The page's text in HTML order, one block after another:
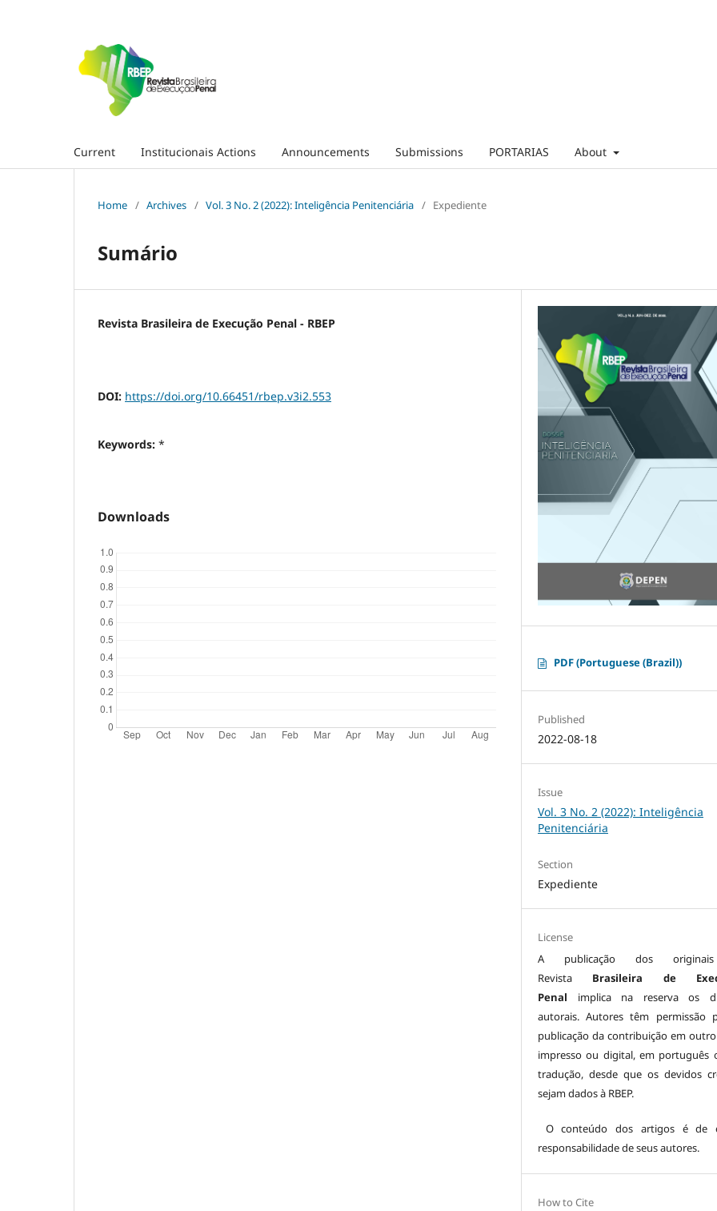
Current Institucionais Actions Announcements Submissions PORTARIAS About
Home / Archives / Vol. 3 No. 2 (2022): Inteligência Penitenciária / Expediente
Sumário
Revista Brasileira de Execução Penal - RBEP
DOI: https://doi.org/10.66451/rbep.v3i2.553
Keywords: *
Downloads
PDF (Portuguese (Brazil))
Published
2022-08-18
Issue
Vol. 3 No. 2 (2022): Inteligência
Penitenciária
Section
Expediente
License
A publicação dos
Revista Brasileira de
Penal implica na reserva os
autorais. Autores têm permissão
publicação da contribuição em
impresso ou digital, em português
tradução, desde que os devidos
sejam dados à RBEP.
O conteúdo dos artigos é de
responsabilidade de seus autores.
How to Cite